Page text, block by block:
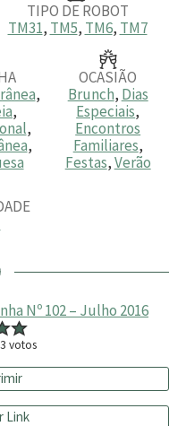
TIPO DE ROBOT
TM31, TM5, TM6, TM7
,
,
,
,
OCASIÃO
Brunch, Dias
Especiais,
Encontros
Familiares,
Festas,Verão
Nº 102 – Julho 2016
3 votos
Link